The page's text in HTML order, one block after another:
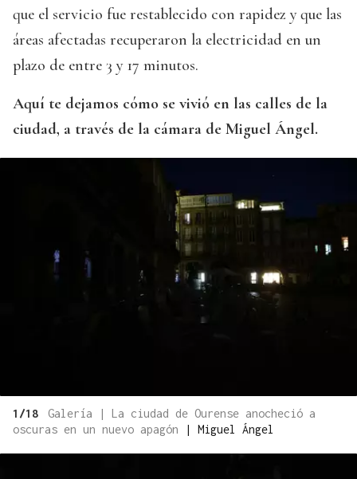
que el servicio fue restablecido con rapidez y que las
áreas afectadas recuperaron la electricidad en un
plazo de entre 3 y 17 minutos.
Aquí te dejamos cómo se vivió en las calles de la
ciudad, a través de la cámara de Miguel Ángel.
1/18
Galería | La ciudad de Ourense anocheció a
oscuras en un nuevo apagón
| Miguel Ángel